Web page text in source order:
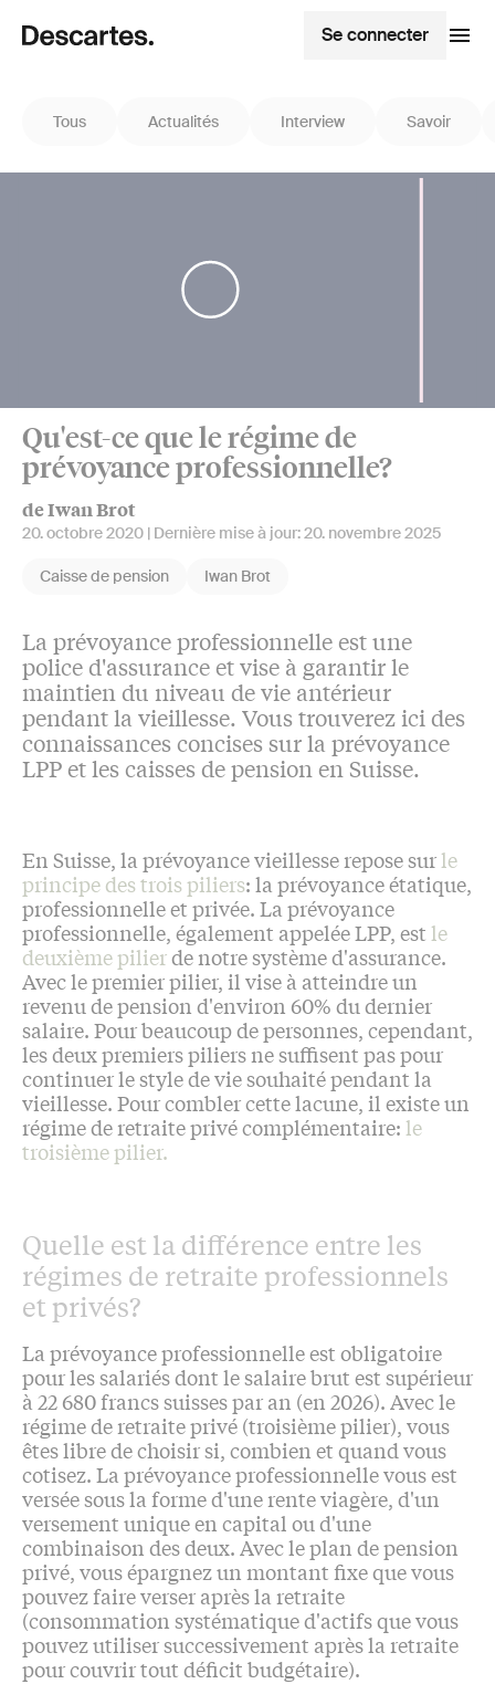
Se connecter
Tous Actualités Interview Savoir
Qu'est-ce que le régime de
prévoyance professionnelle?
de Iwan Brot
20. octobre 2020 | Dernière mise à jour:20. novembre 2025
Caisse de pension Iwan Brot
La prévoyance professionnelle est une
police d'assurance et vise à garantir le
maintien du niveau de vie antérieur
pendant la vieillesse. Vous trouverez ici des
connaissances concises sur la prévoyance
LPP et les caisses de pension en Suisse.
En Suisse, la prévoyance vieillesse repose surle
principe des trois piliers: la prévoyance étatique,
professionnelle et privée. La prévoyance
professionnelle, également appelée LPP, est le
deuxième pilierde notre système d'assurance.
Avec le premier pilier, il vise à atteindre un
revenu de pension d'environ 60% du dernier
salaire. Pour beaucoup de personnes, cependant,
les deux premiers piliers ne suffisent pas pour
continuer le style de vie souhaité pendant la
vieillesse. Pour combler cette lacune, il existe un
régime de retraite privé complémentaire: le
troisième pilier.
Quelle est la différence entre les
régimes de retraite professionnels
et privés?
La prévoyance professionnelle est obligatoire
pour les salariés dont le salaire brut est supérieur
à 22 680 francs suisses par an (en 2026). Avec le
régime de retraite privé (troisième pilier), vous
êtes libre de choisir si, combien et quand vous
cotisez. La prévoyance professionnelle vous est
versée sous la forme d'une rente viagère, d'un
versement unique en capital ou d'une
combinaison des deux. Avec le plan de pension
privé, vous épargnez un montant fixe que vous
pouvez faire verser après la retraite
(consommation systématique d'actifs que vous
pouvez utiliser successivement après la retraite
pour couvrir tout déficit budgétaire).